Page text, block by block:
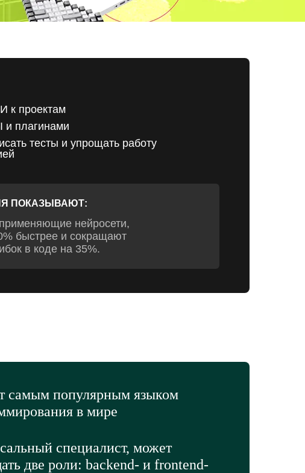
ПОКАЗЫВАЮТ:
нейросети,
быстрее и сокращают
в коде на 35%.
к проектам
и плагинами
тесты и упрощать работу
самым популярным языком
в мире
специалист, может
две роли: backend- и frontend-